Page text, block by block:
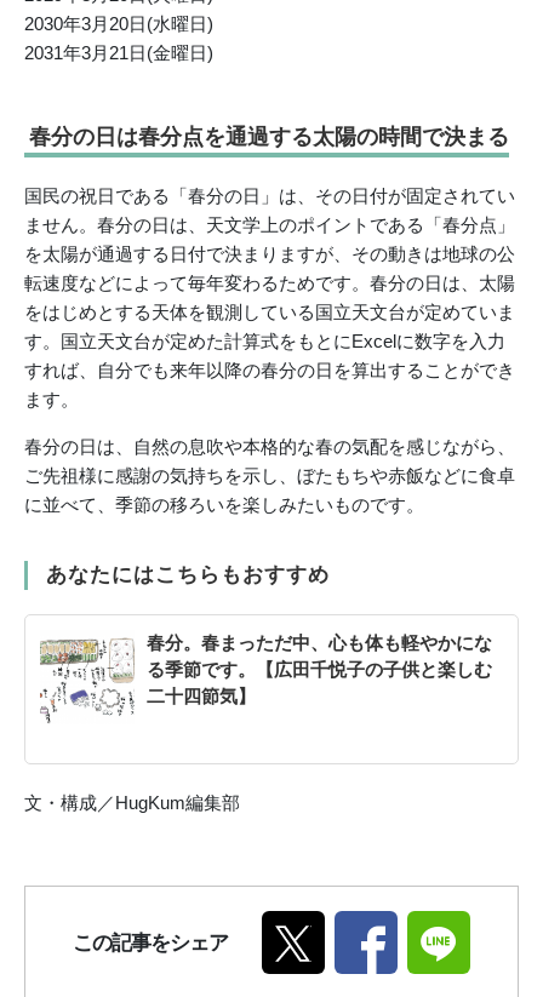
2030年3月20日(水曜日)
2031年3月21日(金曜日)
‌‌春分の日は春分点を通過する太陽の時間で決まる
国民の祝日である「春分の日」は、その日付が固定されてい
ません。春分の日は、天文学上のポイントである「春分点」
を太陽が通過する日付で決まりますが、その動きは地球の公
転速度などによって毎年変わるためです。春分の日は、太陽
をはじめとする天体を観測している国立天文台が定めていま
す。国立天文台が定めた計算式をもとにExcelに数字を入力
すれば、自分でも来年以降の春分の日を算出することができ
ます。
春分の日は、自然の息吹や本格的な春の気配を感じながら、
ご先祖様に感謝の気持ちを示し、ぼたもちや赤飯などに食卓
に並べて、季節の移ろいを楽しみたいものです。
あなたにはこちらもおすすめ
春分。春まっただ中、心も体も軽やかにな
る季節です。【広田千悦子の子供と楽しむ
二十四節気】
文・構成／HugKum編集部
この記事をシェア